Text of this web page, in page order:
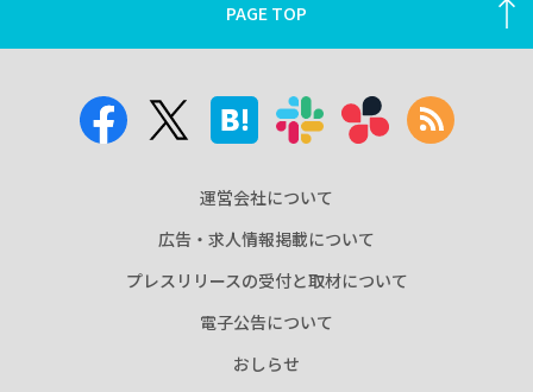
PAGE TOP
運営会社について
広告・求人情報掲載について
プレスリリースの受付と取材について
電子公告について
おしらせ